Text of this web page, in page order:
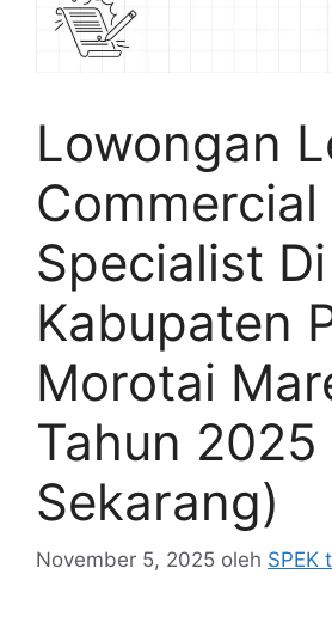
Lowongan
Commercial
Specialist Di
Kabupaten
Morotai
Tahun 2025
Sekarang)
November 5, 2025 oleh SPEK